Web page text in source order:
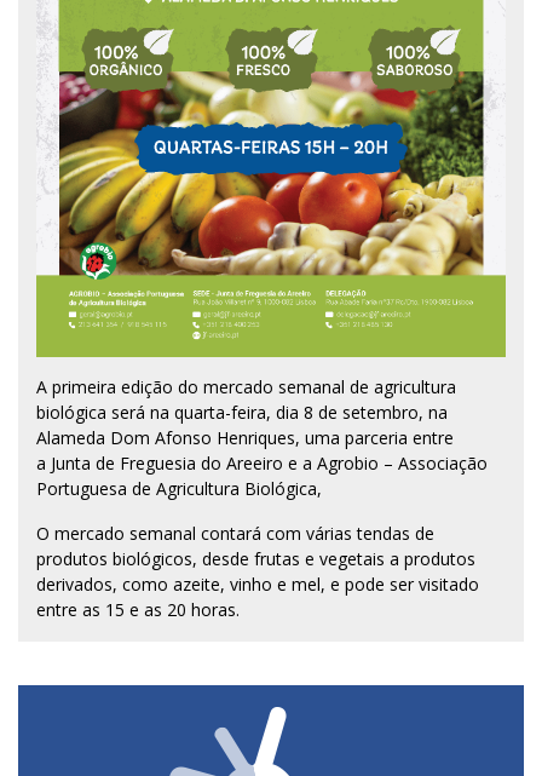
A primeira edição do mercado semanal de agricultura
biológica será na quarta-feira, dia 8 de setembro, na
Alameda Dom Afonso Henriques, uma parceria entre
a Junta de Freguesia do Areeiro e a Agrobio – Associação
Portuguesa de Agricultura Biológica,
O mercado semanal contará com várias tendas de
produtos biológicos, desde frutas e vegetais a produtos
derivados, como azeite, vinho e mel, e pode ser visitado
entre as 15 e as 20 horas.